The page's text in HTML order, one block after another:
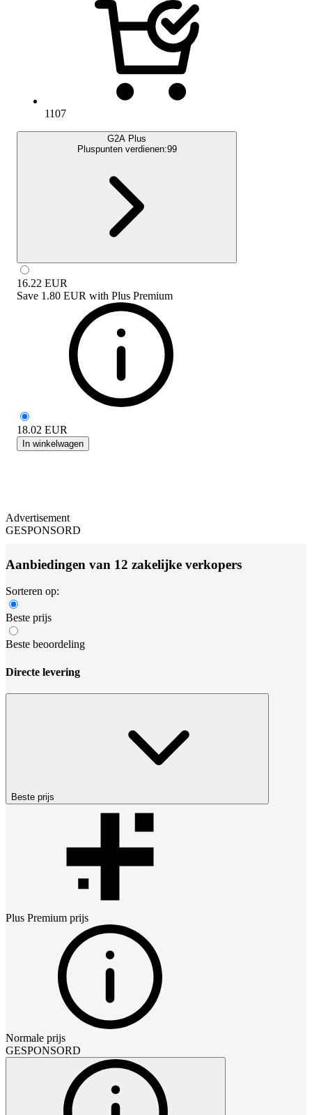
1107
G2A Plus
Pluspunten verdienen:99
16.22 EUR
Save 1.80 EUR with Plus Premium
18.02 EUR
In winkelwagen
Advertisement
GESPONSORD
Aanbiedingen van 12 zakelijke verkopers
Sorteren op:
Beste prijs
Beste beoordeling
Directe levering
Beste prijs
Plus Premium prijs
Normale prijs
GESPONSORD